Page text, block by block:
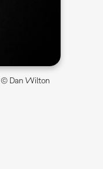
© Dan Wilton